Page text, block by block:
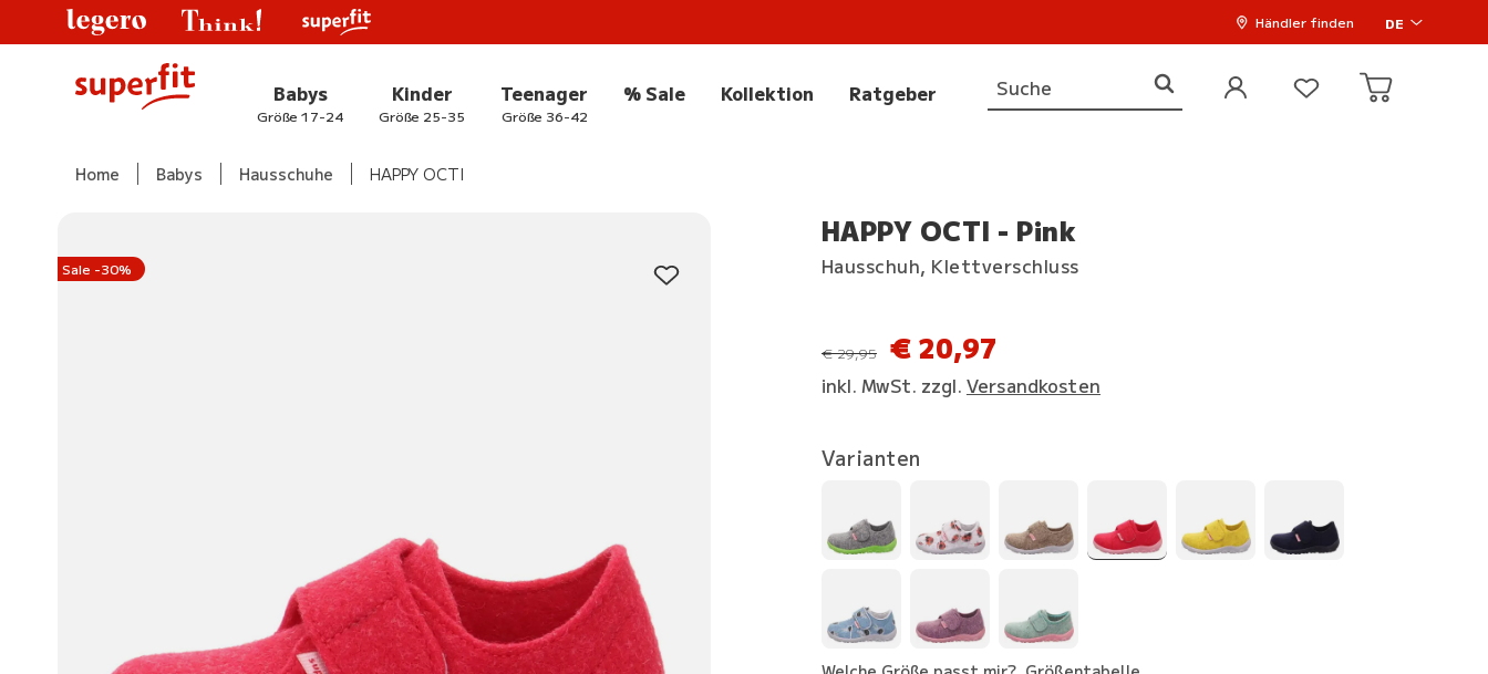
Händler finden DE
Babys
Größe 17-24
Kinder
Größe 25-35
Teenager
Größe 36-42
% Sale Kollektion Ratgeber
Home Babys Hausschuhe HAPPY OCTI
Sale -30%
HAPPY OCTI - Pink
Hausschuh, Klettverschluss
statt
€ 29,95 € 20,97
inkl. MwSt. zzgl. Versandkosten
Varianten